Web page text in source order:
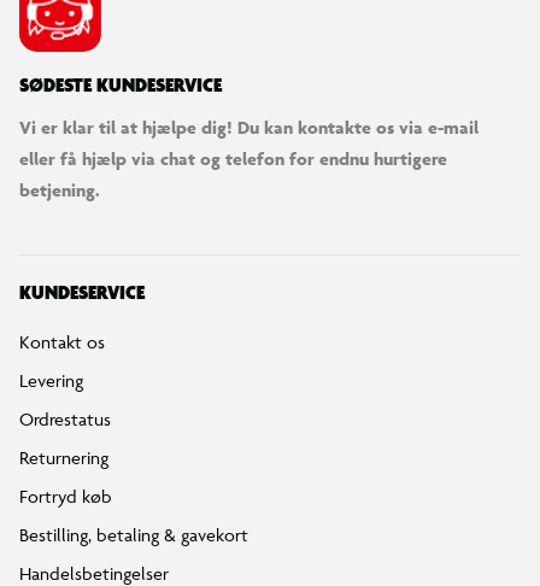
SØDESTE KUNDESERVICE
Vi er klar til at hjælpe dig! Du kan kontakte os via e-mail
eller få hjælp via chat og telefon for endnu hurtigere
betjening.
KUNDESERVICE
Kontakt os
Levering
Ordrestatus
Returnering
Fortryd køb
Bestilling, betaling & gavekort
Handelsbetingelser